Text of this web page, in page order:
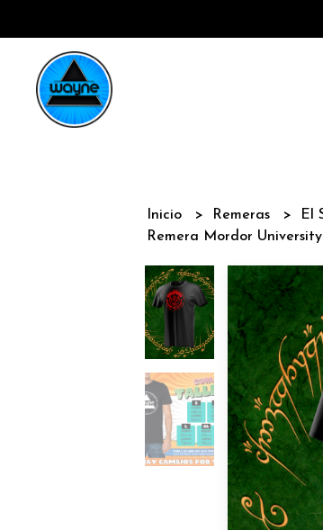
Inicio Remeras
El
Remera Mordor